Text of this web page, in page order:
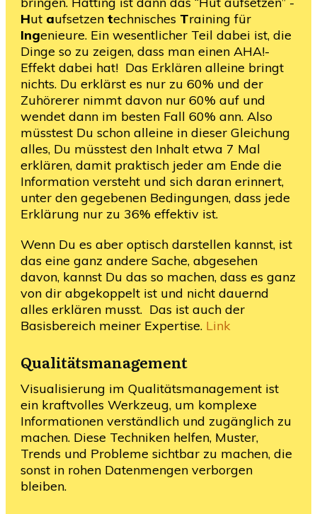
Hut aufsetzen technisches Training für
Ingenieure. Ein wesentlicher Teil dabei ist, die
Dinge so zu zeigen, dass man einen AHA!-
Effekt dabei hat! Das Erklären alleine bringt
nichts. Du erklärst es nur zu 60% und der
Zuhörerer nimmt davon nur 60% auf und
wendet dann im besten Fall 60% ann. Also
müsstest Du schon alleine in dieser Gleichung
alles, Du müsstest den Inhalt etwa 7 Mal
erklären, damit praktisch jeder am Ende die
Information versteht und sich daran erinnert,
unter den gegebenen Bedingungen, dass jede
Erklärung nur zu 36% effektiv ist.
Wenn Du es aber optisch darstellen kannst, ist
das eine ganz andere Sache, abgesehen
davon, kannst Du das so machen, dass es ganz
von dir abgekoppelt ist und nicht dauernd
alles erklären musst. Das ist auch der
Basisbereich meiner Expertise. Link
Qualitätsmanagement
Visualisierung im Qualitätsmanagement ist
ein kraftvolles Werkzeug, um komplexe
Informationen verständlich und zugänglich zu
machen. Diese Techniken helfen, Muster,
Trends und Probleme sichtbar zu machen, die
sonst in rohen Datenmengen verborgen
bleiben.